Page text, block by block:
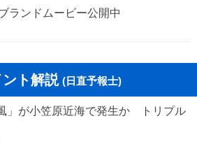
ランドムービー公開中
ト解説 (日直予報士)
」が小笠原近海で発生か トリプル